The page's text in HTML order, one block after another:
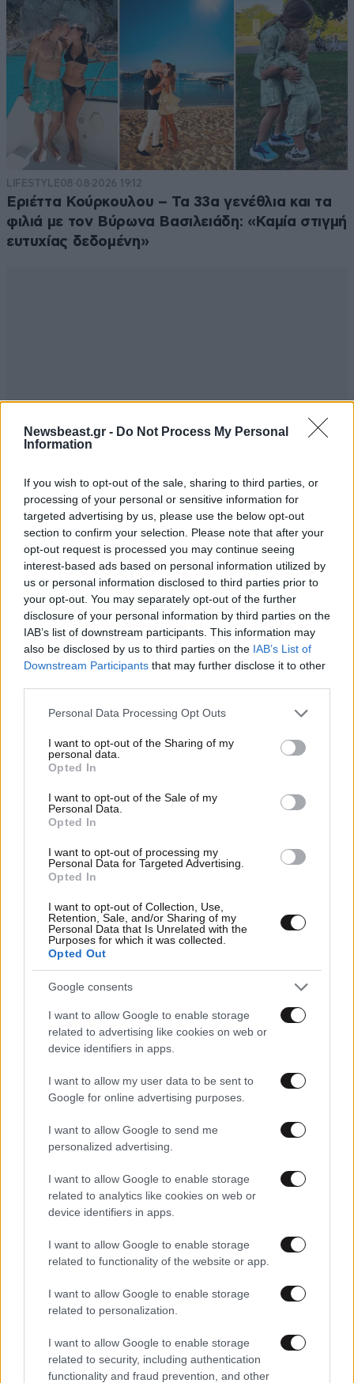
Newsbeast.gr - Do Not Process My Personal
Information
If you wish to opt-out of the sale, sharing to third parties, or
processing of your personal or sensitive information for
targeted advertising by us, please use the below opt-out
section to confirm your selection. Please note that after your
opt-out request is processed you may continue seeing
interest-based ads based on personal information utilized by
us or personal information disclosed to third parties prior to
your opt-out. You may separately opt-out of the further
disclosure of your personal information by third parties on the
IAB’s list of downstream participants. This information may
also be disclosed by us to third parties on the IAB’s List of
Downstream Participants that may further disclose it to other
Please note that this website/app uses one or more Google
not limited to your visit or usage behaviour. You may click to
grant or deny consent to Google and its third-party tags to
use your data for below specified purposes in below Google
consent section.
Personal Data Processing Opt Outs
I want to opt-out of the Sharing of my
personal data.
Opted In
I want to opt-out of the Sale of my
Personal Data.
Opted In
I want to opt-out of processing my
Personal Data for Targeted Advertising.
Opted In
I want to opt-out of Collection, Use,
Retention, Sale, and/or Sharing of my
Personal Data that Is Unrelated with the
Purposes for which it was collected.
Opted Out
Google consents
I want to allow Google to enable storage
related to advertising like cookies on web or
device identifiers in apps.
I want to allow my user data to be sent to
Google for online advertising purposes.
I want to allow Google to send me
personalized advertising.
I want to allow Google to enable storage
related to analytics like cookies on web or
device identifiers in apps.
I want to allow Google to enable storage
related to functionality of the website or app.
I want to allow Google to enable storage
related to personalization.
I want to allow Google to enable storage
related to security, including authentication
functionality and fraud prevention, and other
LIFESTYLE08·08·2026 19:12
Εριέττα Κούρκουλου – Τα 33α γενέθλια και τα
φιλιά με τον Βύρωνα Βασιλειάδη: «Καμία στιγμή
ευτυχίας δεδομένη»
Οι 5 ασκήσεις που πρέπει να κάνετε για μια ζωή
ιδανικό πρόγραμμα καθώς μεγαλώνετε